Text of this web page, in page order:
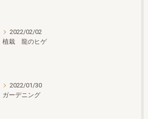
2022/02/02
植栽 龍のヒゲ
2022/01/30
ガーデニング